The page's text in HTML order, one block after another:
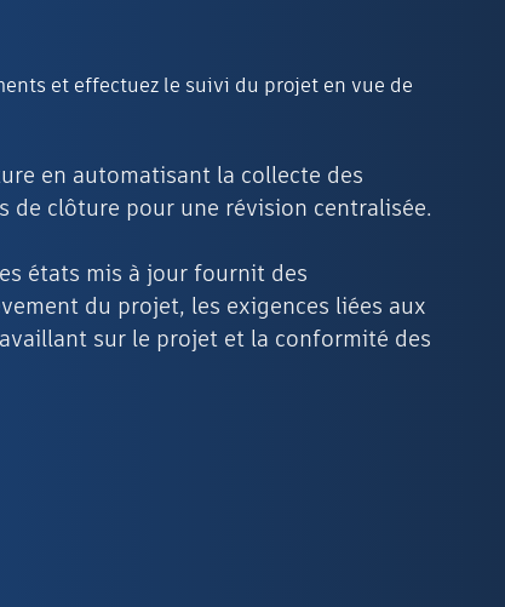
et effectuez le suivi du projet en vue de
en automatisant la collecte des
de clôture pour une révision centralisée.
états mis à jour fournit des
du projet, les exigences liées aux
sur le projet et la conformité des